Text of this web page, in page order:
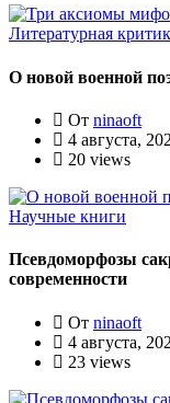
Литературная
О новой военной
От ninaoft
4 августа,
20 views
Научные книги
Псевдоморфозы
современности
От ninaoft
4 августа,
23 views